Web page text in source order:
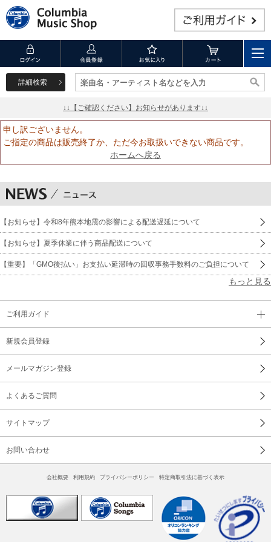
詳細検索 楽曲名・アーティスト名などを入力
楽曲名・アーティスト名などを入力
↓↓【ご確認ください】お知らせがあります↓↓
申し訳ございません。
ご指定の商品は販売終了か、ただ今お取扱いできない商品です。
ホームへ戻る
【お知らせ】令和8年熊本地震の影響による配送遅延について
【お知らせ】夏季休業に伴う商品配送について
【重要】「GMO後払い」お支払い延滞時の回収事務手数料のご負担について
もっと見る
ご利用ガイド
新規会員登録
メールマガジン登録
よくあるご質問
サイトマップ
お問い合わせ
会社概要 利用規約 プライバシーポリシー 特定商取引法に基づく表示